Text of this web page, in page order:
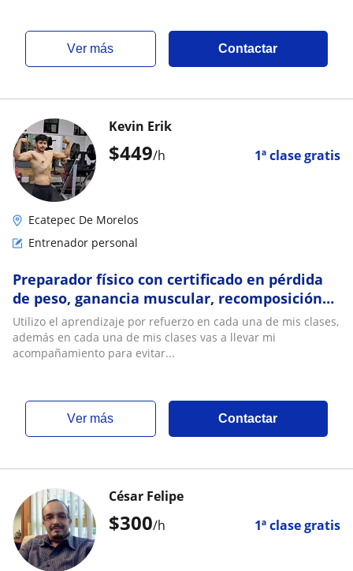
ver más Contactar
$449/h 1ª clase gratis
Kevin Erik
Ecatepec De Morelos
Entrenador personal
Preparador físico con certificado en pérdida
de peso, ganancia muscular, recomposición
corporal, hidratación, suplementación y mas
Utilizo el aprendizaje por refuerzo en cada una de mis clases,
además en cada una de mis clases vas a llevar mi
acompañamiento para evitar...
ver más Contactar
$300/h 1ª clase gratis
César Felipe